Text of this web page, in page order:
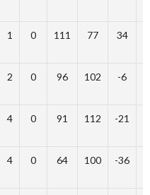
1 0 111 77 34
2 0 96 102 -6
4 0 91 112 -21
4 0 64 100 -36